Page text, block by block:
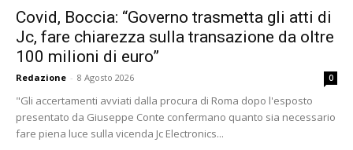
Covid, Boccia: “Governo trasmetta gli atti di
Jc, fare chiarezza sulla transazione da oltre
100 milioni di euro”
Redazione - 8 Agosto 2026 0
"Gli accertamenti avviati dalla procura di Roma dopo l'esposto
presentato da Giuseppe Conte confermano quanto sia necessario
fare piena luce sulla vicenda Jc Electronics...